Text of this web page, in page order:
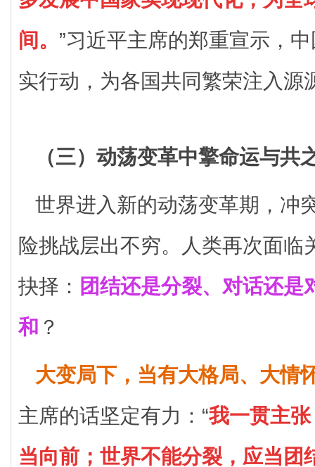
间。 ”习近平主席的郑重宣示，
实行动，为各国共同繁荣注入源
（三）动荡变革中擎命运与共
世界进入新的动荡变革期，冲
险挑战层出不穷。人类再次面临
抉择： 团结还是分裂、对话还是
和 ？
大变局下，当有大格局、大情
主席的话坚定有力：“我一贯主
当向前；世界不能分裂，应当团